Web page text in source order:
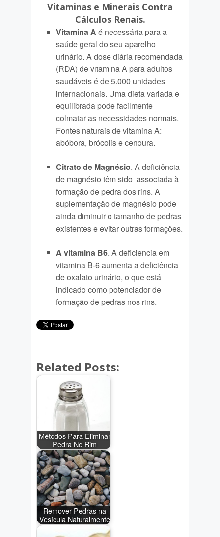
Vitaminas e Minerais Contra
Cálculos Renais.
Vitamina A é necessária para a
saúde geral do seu aparelho
urinário. A dose diária recomendada
(RDA) de vitamina A para adultos
saudáveis ​​é de 5.000 unidades
internacionais. Uma dieta variada e
equilibrada pode facilmente
colmatar as necessidades normais.
Fontes naturais de vitamina A:
abóbora, brócolis e cenoura.
Citrato de Magnésio. A deficiência
de magnésio têm sido associada à
formação de pedra dos rins. A
suplementação de magnésio pode
ainda diminuir o tamanho de pedras
existentes e evitar outras formações.
A vitamina B6. A deficiencia em
vitamina B-6 aumenta a deficiência
de oxalato urinário, o que está
indicado como potenciador de
formação de pedras nos rins.
Related Posts:
Métodos Para Eliminar
Pedra No Rim
Remover Pedras na
Vesícula Naturalmente